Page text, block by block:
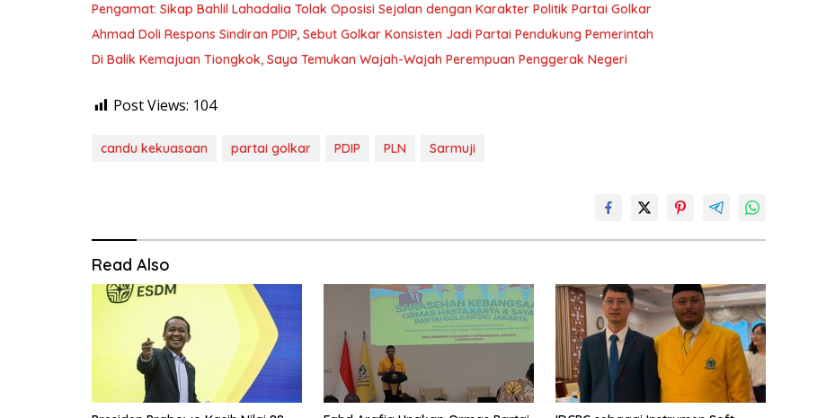
Pengamat: Sikap Bahlil Lahadalia Tolak Oposisi Sejalan dengan Karakter Politik Partai Golkar
Ahmad Doli Respons Sindiran PDIP, Sebut Golkar Konsisten Jadi Partai Pendukung Pemerintah
Di Balik Kemajuan Tiongkok, Saya Temukan Wajah-Wajah Perempuan Penggerak Negeri
Post Views: 104
candu kekuasaan partai golkar PDIP PLN Sarmuji
Read Also